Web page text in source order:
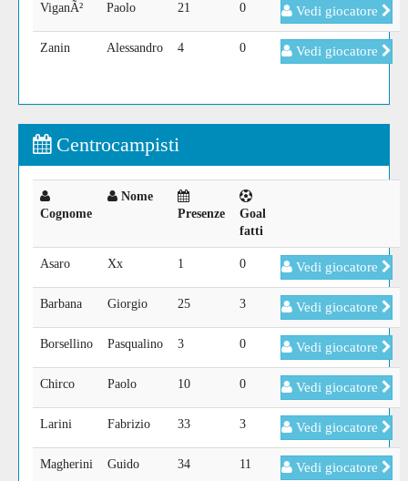
ViganÃ² Paolo 21 0 Vedi giocatore
Zanin Alessandro 4 0 Vedi giocatore
Centrocampisti
Cognome
Nome
Presenze
Goal
fatti
Asaro Xx 1 0 Vedi giocatore
Barbana Giorgio 25 3 Vedi giocatore
Borsellino Pasqualino 3 0 Vedi giocatore
Chirco Paolo 10 0 Vedi giocatore
Larini Fabrizio 33 3 Vedi giocatore
Magherini Guido 34 11 Vedi giocatore